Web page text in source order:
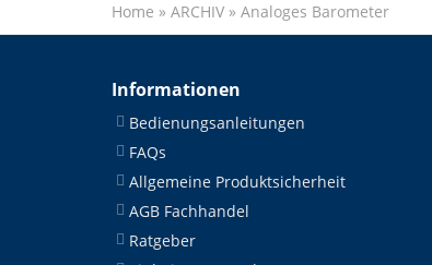
Home » ARCHIV » Analoges Barometer
Informationen
Bedienungsanleitungen
FAQs
Allgemeine Produktsicherheit
AGB Fachhandel
Ratgeber